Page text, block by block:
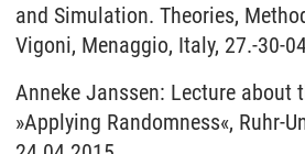
and Simulation. Theories,
Vigoni, Menaggio, Italy, 27.-30-
Anneke Janssen: Lecture about
»Applying Randomness«, Ruhr-